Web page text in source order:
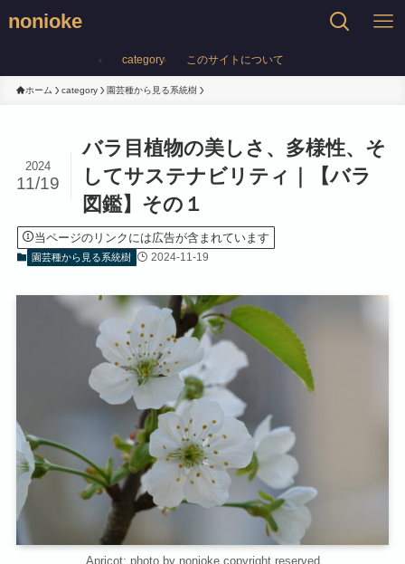
nonioke
category このサイトについて
ホーム category 園芸種から見る系統樹
バラ目植物の美しさ、多様性、そ
してサステナビリティ｜【バラ
図鑑】その１
2024
11/19
当ページのリンクには広告が含まれています
園芸種から見る系統樹 2024-11-19
Apricot: photo by nonioke copyright reserved